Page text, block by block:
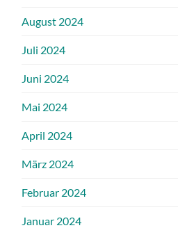
August 2024
Juli 2024
Juni 2024
Mai 2024
April 2024
März 2024
Februar 2024
Januar 2024